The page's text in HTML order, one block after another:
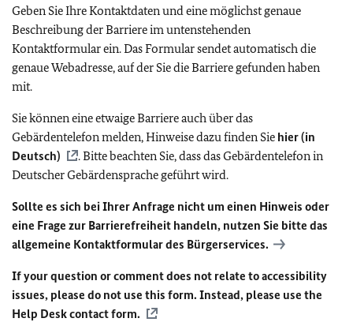
Geben Sie Ihre Kontaktdaten und eine möglichst genaue
Beschreibung der Barriere im untenstehenden
Kontaktformular ein. Das Formular sendet automatisch die
genaue Webadresse, auf der Sie die Barriere gefunden haben
mit.
Sie können eine etwaige Barriere auch über das
Gebärdentelefon melden, Hinweise dazu finden Sie hier (in
Deutsch)
. Bitte beachten Sie, dass das Gebärdentelefon in
Deutscher Gebärdensprache geführt wird.
Sollte es sich bei Ihrer Anfrage nicht um einen Hinweis oder
eine Frage zur Barrierefreiheit handeln, nutzen Sie bitte das
allgemeine Kontaktformular des Bürgerservices.
If your question or comment does not relate to accessibility
issues, please do not use this form. Instead, please use the
Help Desk contact form.